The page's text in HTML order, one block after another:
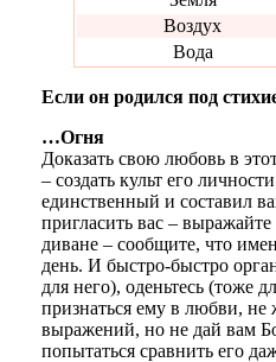
Воздух
Вода
Если он родился под
…Огня
Доказать свою любовь в
– создать культ его
единственный и составил
пригласить вас –
диване – сообщите, что
день. И быстро-быстро
для него), оденьтесь (тоже
признаться ему в любви, не
выражений, но не дай вам
попытаться сравнить его